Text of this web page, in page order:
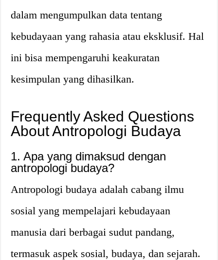
dalam mengumpulkan data tentang
kebudayaan yang rahasia atau eksklusif. Hal
ini bisa mempengaruhi keakuratan
kesimpulan yang dihasilkan.
Frequently Asked Questions
About Antropologi Budaya
1. Apa yang dimaksud dengan
antropologi budaya?
Antropologi budaya adalah cabang ilmu
sosial yang mempelajari kebudayaan
manusia dari berbagai sudut pandang,
termasuk aspek sosial, budaya, dan sejarah.